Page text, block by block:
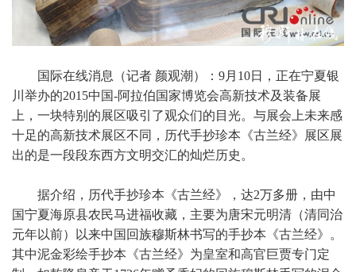
国际在线消息（记者 颜观潮）：9月10日，正在宁夏银
川举办的2015中国-阿拉伯国家博览会高新技术及装备展
上，一块特别的展区吸引了观众们的目光。与展会上未来感
十足的高新技术展区不同，历代手抄珍本《古兰经》展区展
出的是一段段东西方文明交汇的灿烂历史。
据介绍，历代手抄珍本《古兰经》，达2万多册，由中
国宁夏海原县农民马进福收藏，主要为唐宋元明清（清同治
元年以前）以来中国回族穆斯林书写的手抄本《古兰经》。
其中泥金彩绘手抄本《古兰经》为皇室和高官巨贾专门定